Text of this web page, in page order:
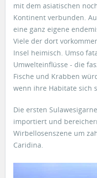
mit dem asiatischen
Kontinent verbunden.
eine ganz eigene
Viele der dort
Insel heimisch. Umso
Umwelteinflüsse - die
Fische und Krabben
wenn ihre Habitate sich
Die ersten
importiert und
Wirbellosenszene um
Caridina.